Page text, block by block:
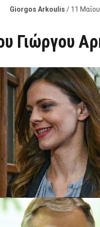
Giorgos Arkoulis / 11
Γιώργου